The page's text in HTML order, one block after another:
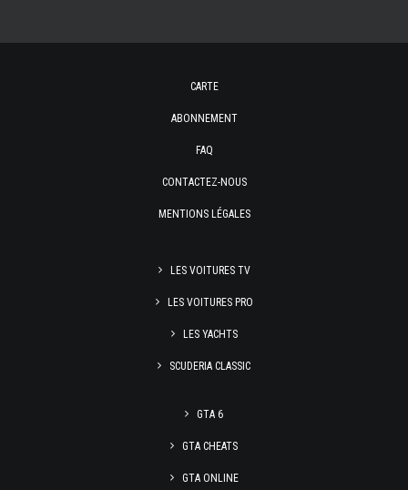
CARTE
ABONNEMENT
FAQ
CONTACTEZ-NOUS
MENTIONS LÉGALES
LES VOITURES TV
LES VOITURES PRO
LES YACHTS
SCUDERIA CLASSIC
GTA 6
GTA CHEATS
GTA ONLINE